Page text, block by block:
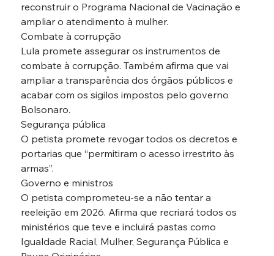
reconstruir o Programa Nacional de Vacinação e
ampliar o atendimento à mulher.
Combate à corrupção
Lula promete assegurar os instrumentos de
combate à corrupção. Também afirma que vai
ampliar a transparência dos órgãos públicos e
acabar com os sigilos impostos pelo governo
Bolsonaro.
Segurança pública
O petista promete revogar todos os decretos e
portarias que “permitiram o acesso irrestrito às
armas”.
Governo e ministros
O petista comprometeu-se a não tentar a
reeleição em 2026. Afirma que recriará todos os
ministérios que teve e incluirá pastas como
Igualdade Racial, Mulher, Segurança Pública e